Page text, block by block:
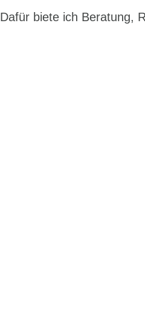
Dafür biete ich Beratung,